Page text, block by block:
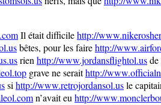
Il était difficilehttp://
bêtes, pour les fairehttp://
rien http://www.jordansflightol.usde
grave ne seraithttp://
si http://www.retrojordansol.usle
n’avait eu http://